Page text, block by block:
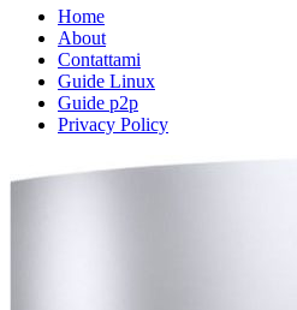
Home
About
Contattami
Guide Linux
Guide p2p
Privacy Policy